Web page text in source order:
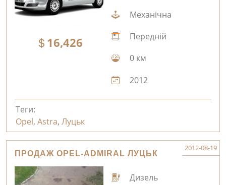
16,426
Механічна
Передній
0 км
2012
Теги:
Opel, Astra, Луцьк
ПРОДАЖ OPEL-ADMIRAL ЛУЦЬК
2012-08-19
Дизель